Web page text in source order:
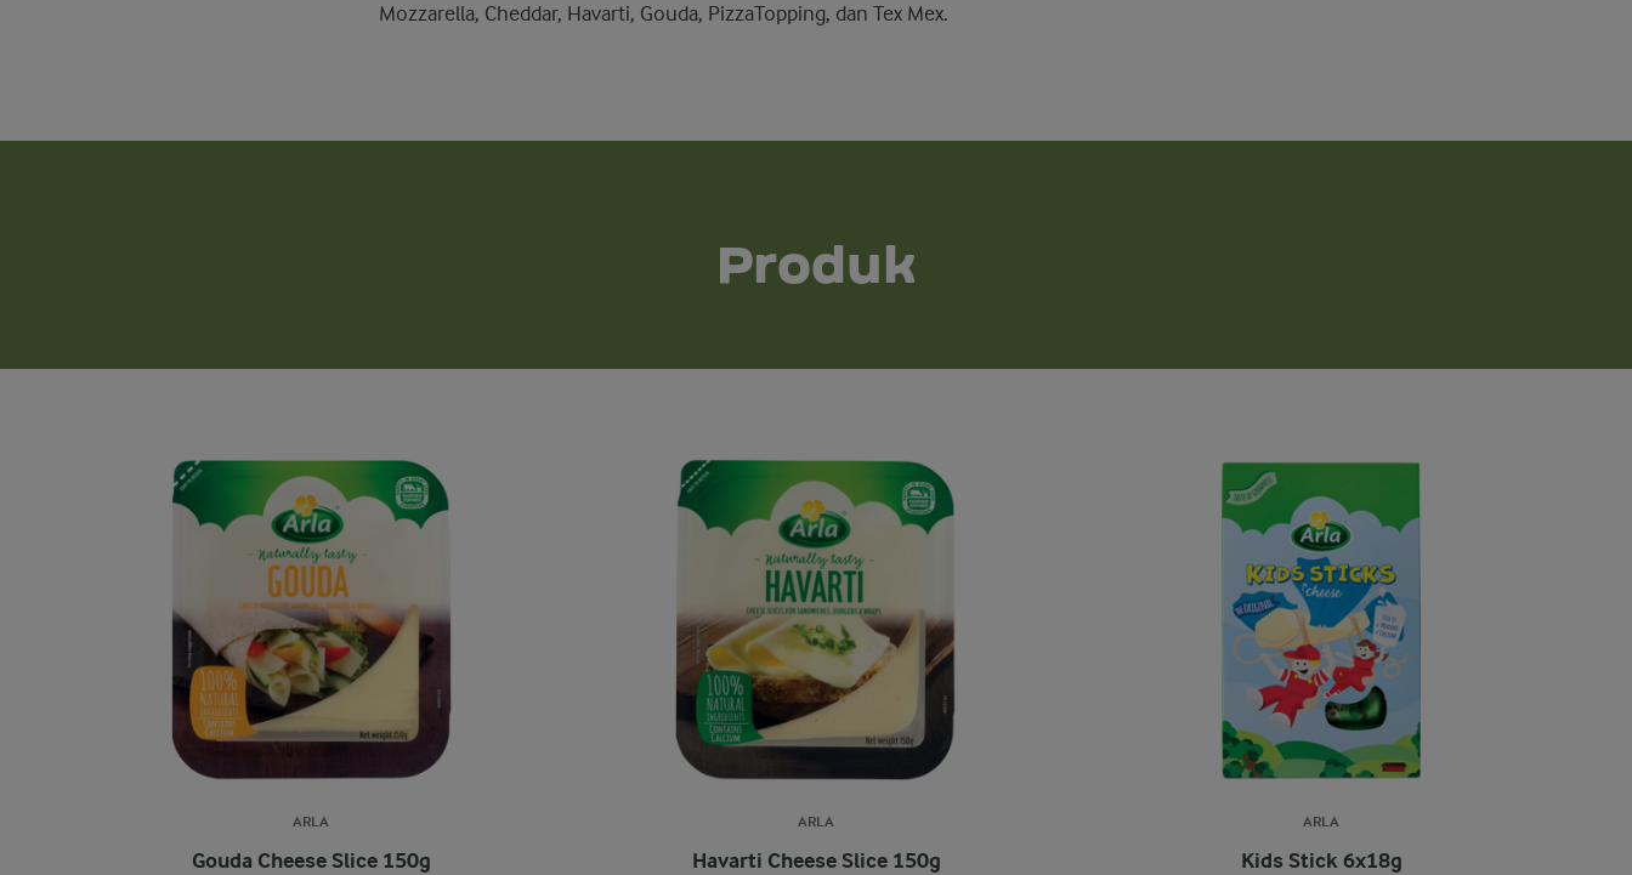
Mozzarella, Cheddar, Havarti, Gouda, PizzaTopping, dan Tex Mex.
Produk
ARLA
Gouda Cheese Slice 150g
ARLA
Havarti Cheese Slice 150g
ARLA
Kids Stick 6x18g